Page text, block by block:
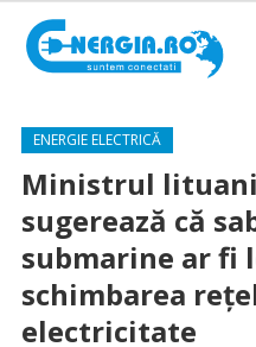
ENERGIE ELECTRICĂ
Ministrul
sugerează că
submarine ar fi
schimbarea
electricitate